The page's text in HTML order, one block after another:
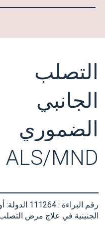
التصلب
الجانبي
الضموري
ALS/MND
رقم البراءة
الجنينية في علاج مرض